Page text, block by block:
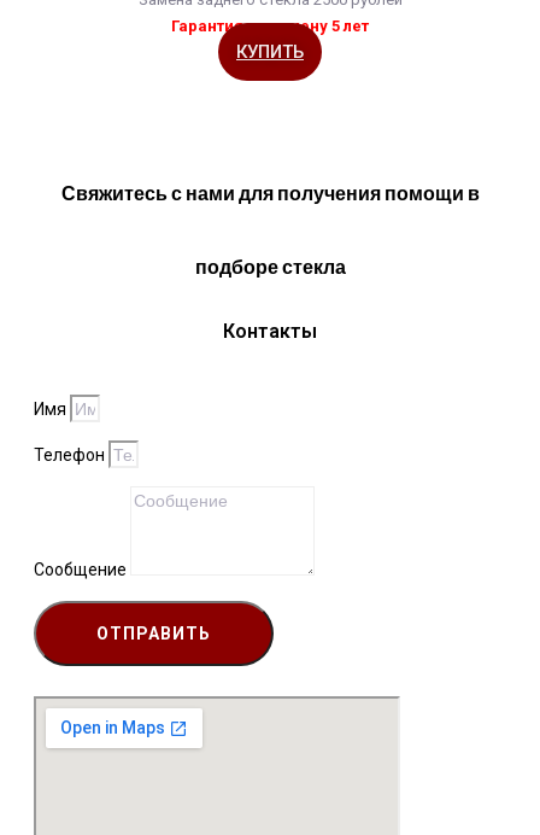
Гарантия на замену 5 лет
КУПИТЬ
Свяжитесь с нами для получения помощи в
подборе стекла
Контакты
Имя
Телефон
Сообщение
ОТПРАВИТЬ